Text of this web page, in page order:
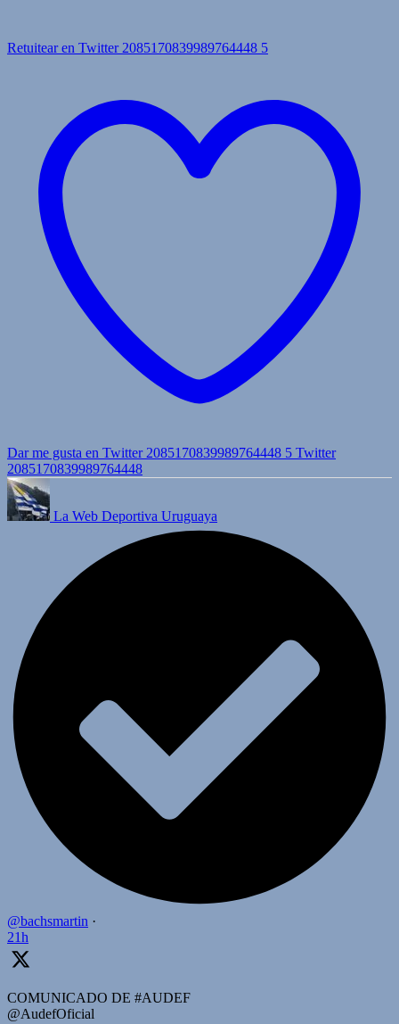
Retuitear en Twitter 2085170839989764448 5
Dar me gusta en Twitter 2085170839989764448 5 Twitter
2085170839989764448
La Web Deportiva Uruguaya
@bachsmartin ·
21h
COMUNICADO DE #AUDEF
@AudefOficial